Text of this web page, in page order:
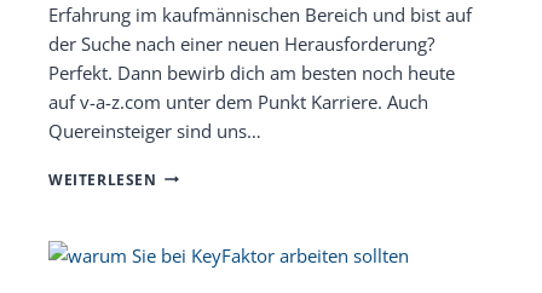
Erfahrung im kaufmännischen Bereich und bist auf
der Suche nach einer neuen Herausforderung?
Perfekt. Dann bewirb dich am besten noch heute
auf v-a-z.com unter dem Punkt Karriere. Auch
Quereinsteiger sind uns…
WEITERLESEN KEYFAKTOR
ALS